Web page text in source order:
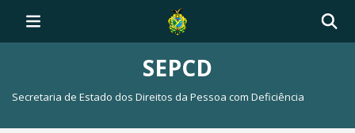
SEPCD
Secretaria de Estado dos Direitos da Pessoa com Deficiência